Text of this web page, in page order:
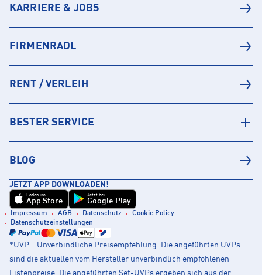
KARRIERE & JOBS
FIRMENRADL
RENT / VERLEIH
BESTER SERVICE
BLOG
JETZT APP DOWNLOADEN!
Laden im
App Store
Jetzt bei
Google Play
Impressum AGB Datenschutz
Cookie Policy
Datenschutzeinstellungen
*UVP = Unverbindliche Preisempfehlung. Die angeführten UVPs
sind die aktuellen vom Hersteller unverbindlich empfohlenen
Listenpreise. Die angeführten Set-UVPs ergeben sich aus der